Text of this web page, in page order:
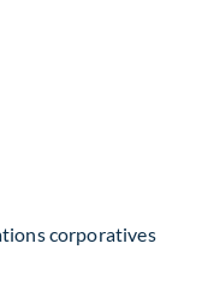
corporatives